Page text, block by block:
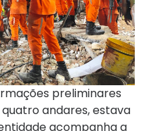
preliminares
andares, estava
acompanha a